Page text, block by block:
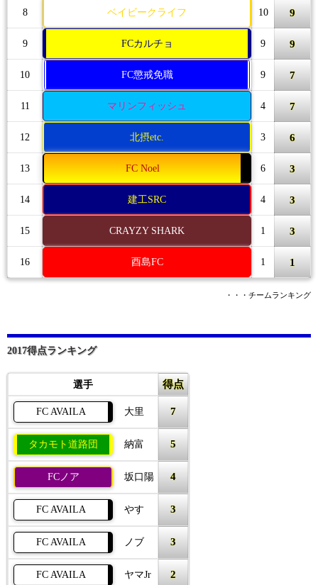
8 ベイビークライフ 10 9
9 FCカルチョ 9 9
10 FC懲戒免職 9 7
11 マリンフィッシュ 4 7
12 北摂etc. 3 6
13 FC Noel 6 3
14 建工SRC 4 3
15 CRAYZY SHARK 1 3
16 酉島FC 1 1
・・・チームランキング
2017得点ランキング
選手 得点
FC AVAILA 大里 7
タカモト道路団 納富 5
FCノア 坂口陽 4
FC AVAILA やす 3
FC AVAILA ノブ 3
FC AVAILA ヤマJr 2